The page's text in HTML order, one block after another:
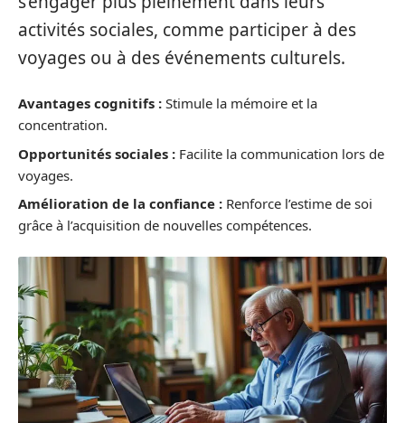
activités sociales, comme participer à des
voyages ou à des événements culturels.
Avantages cognitifs : Stimule la mémoire et la
concentration.
Opportunités sociales : Facilite la communication lors de
voyages.
Amélioration de la confiance : Renforce l’estime de soi
grâce à l’acquisition de nouvelles compétences.